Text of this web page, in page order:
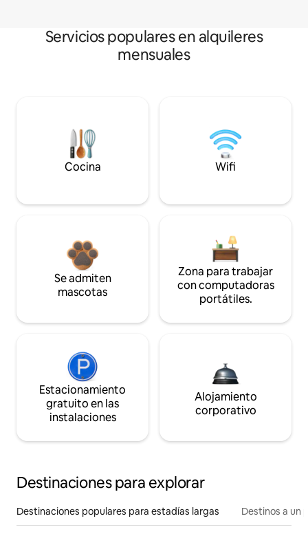
Servicios populares en alquileres
mensuales
Cocina Wifi
Se admiten
mascotas
Zona para trabajar
con computadoras
portátiles.
Estacionamiento
gratuito en las
instalaciones
Alojamiento
corporativo
Destinaciones para explorar
Destinaciones populares para estadías largas Destinos a un